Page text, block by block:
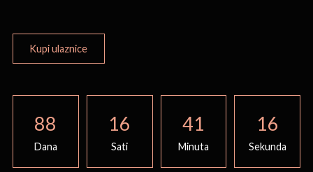
Kupi ulaznice
88
Dana
16
Sati
41
Minuta
16
Sekunda